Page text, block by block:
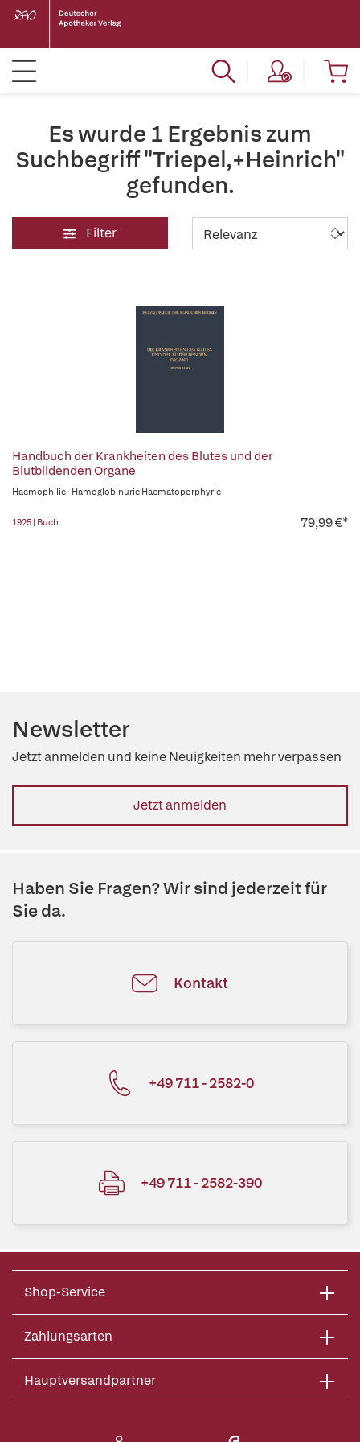
Es wurde 1 Ergebnis zum
Suchbegriff "Triepel,+Heinrich"
gefunden.
Filter
Handbuch der Krankheiten des Blutes und der
Blutbildenden Organe
Haemophilie · Hamoglobinurie Haematoporphyrie
1925 | Buch 79,99 €*
Newsletter
Jetzt anmelden und keine Neuigkeiten mehr verpassen
Jetzt anmelden
Haben Sie Fragen? Wir sind jederzeit für
Sie da.
Kontakt
+49 711 - 2582-0
+49 711 - 2582-390
Shop-Service
Zahlungsarten
Hauptversandpartner